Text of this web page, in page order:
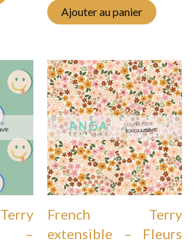
Ajouter au panier
–
French Terry
extensible – Fleurs